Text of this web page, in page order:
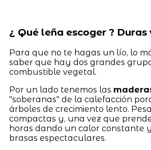
¿ Qué leña escoger ?
Para que no te hagas un lío, lo
saber que hay dos grandes
combustible vegetal.
Por un lado tenemos las
"soberanas" de la calefacción
árboles de crecimiento lento.
compactas y, una vez que
horas dando un calor constante
brasas espectaculares.